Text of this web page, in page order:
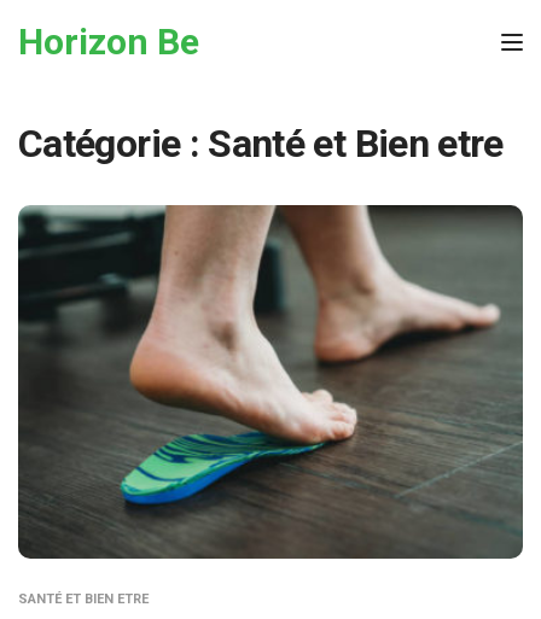
Horizon Be
Catégorie : Santé et Bien etre
SANTÉ ET BIEN ETRE